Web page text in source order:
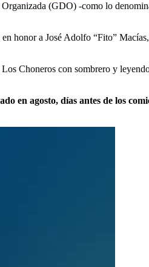
(GDO) -como lo
honor a José Adolfo “Fito”
Choneros con sombrero y
en agosto, días antes de los